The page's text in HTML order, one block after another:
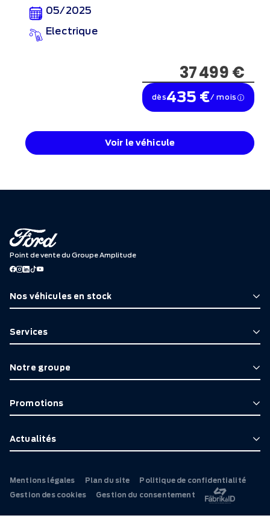
05/2025
Electrique
37 499 €
dès435 €/ mois
Voir le véhicule
Point de vente du Groupe Amplitude
Nos véhicules en stock
Services
Notre groupe
Promotions
Actualités
Mentions légales Plan du site
Politique de confidentialité
Gestion des cookies
Gestion du consentement